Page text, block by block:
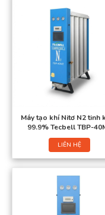
Máy tạo khí Nitơ N2 tinh
99.9% Tecbell TBP-
LIÊN HỆ